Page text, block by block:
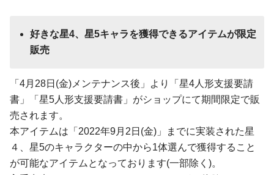
好きな星4、星5キャラを獲得できるアイテムが限定
販売
「4月28日(金)メンテナンス後」より「星4人形支援要請
書」「星5人形支援要請書」がショップにて期間限定で販
売されます。
本アイテムは「2022年9月2日(金)」までに実装された星
４、星5のキャラクターの中から1体選んで獲得すること
が可能なアイテムとなっております(一部除く)。